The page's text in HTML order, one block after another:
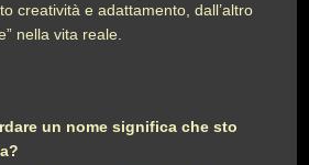
creatività e adattamento, dall’altro
nella vita reale.
un nome significa che sto